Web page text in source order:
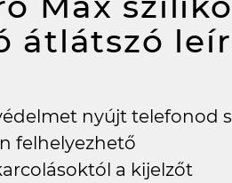
átlátszó
nyújt telefonod
felhelyezhető
a kijelzőt